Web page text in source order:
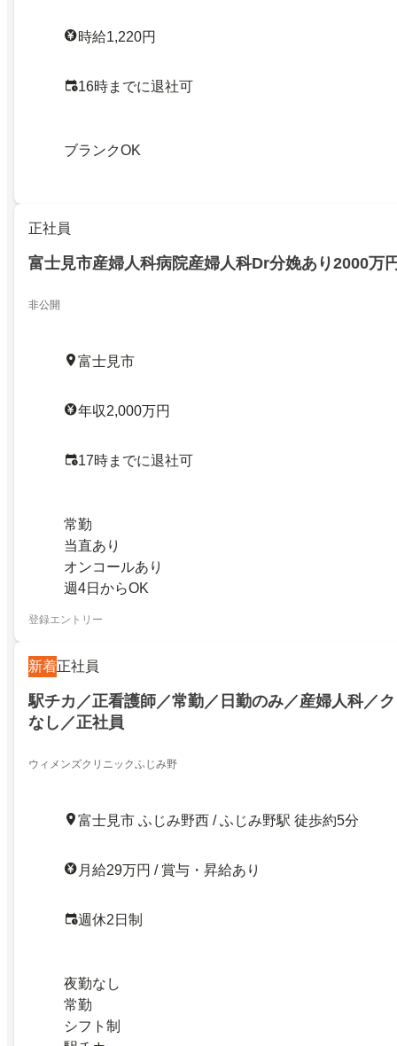
時給1,220円
16時までに退社可
ブランクOK
正社員
富士見市産婦人科病院産婦人科Dr分娩あり2000万
非公開
富士見市
年収2,000万円
17時までに退社可
常勤
当直あり
オンコールあり
週4日からOK
登録エントリー
新着正社員
駅チカ／正看護師／常勤／日勤のみ／産婦人科／
なし／正社員
ウィメンズクリニックふじみ野
富士見市 ふじみ野西 / ふじみ野駅 徒歩約5分
月給29万円 / 賞与・昇給あり
週休2日制
夜勤なし
常勤
シフト制